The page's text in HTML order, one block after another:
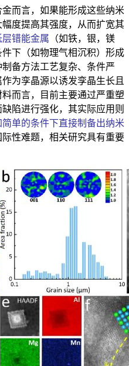
而言，如果能形成这些纳米
度提高其强度，从而扩宽其
层错能金属 （如铁，银，镁
下（如物理气相沉积）形成
备方法工艺复杂、条件严
为孪晶源以诱发孪晶生长且
而言，目前主要通过严重塑
陷进行强化，其实际应用则
单的条件下直接制备出纳米
际性难题，相关研究具有重要